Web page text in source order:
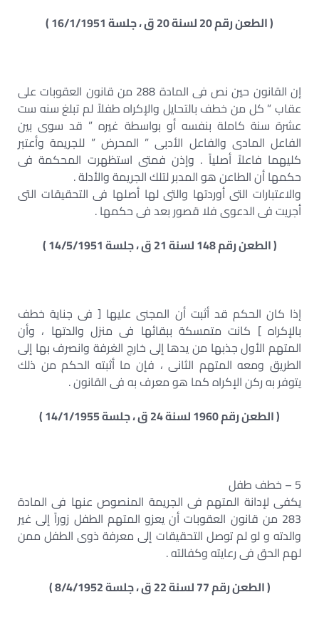
( الطعن رقم 20 لسنة 20 ق ، جلسة 16/1/1951 )
إن القانون حين نص فى المادة 288 من قانون العقوبات على
عقاب ” كل من خطف بالتحايل والإكراه طفلاً لم تبلغ سنه ست
عشرة سنة كاملة بنفسه أو بواسطة غيره ” قد سوى بين
الفاعل المادى والفاعل الأدبى ” المحرض ” للجريمة وأعتبر
كليهما فاعلاً أصلياً . وإذن فمتى استظهرت المحكمة فى
حكمها أن الطاعن هو المدبر لتلك الجريمة والأدلة .
والاعتبارات التى أوردتها والتى لها أصلها فى التحقيقات التى
أجريت فى الدعوى فلا قصور بعد فى حكمها .
( الطعن رقم 148 لسنة 21 ق ، جلسة 14/5/1951 )
إذا كان الحكم قد أثبت أن المجنى عليها [ فى جناية خطف
بالإكراه ] كانت متمسكة ببقائها فى منزل والدتها ، وأن
المتهم الأول جذبها من يدها إلى خارج الغرفة وانصرف بها إلى
الطريق ومعه المتهم الثانى ، فإن ما أثبته الحكم من ذلك
يتوفر به ركن الإكراه كما هو معرف به فى القانون .
( الطعن رقم 1960 لسنة 24 ق ، جلسة 14/1/1955 )
5 – خطف طفل
يكفى لإدانة المتهم فى الجريمة المنصوص عنها فى المادة
283 من قانون العقوبات أن يعزو المتهم الطفل زوراً إلى غير
والدته و لو لم توصل التحقيقات إلى معرفة ذوى الطفل ممن
لهم الحق فى رعايته وكفالته .
( الطعن رقم 77 لسنة 22 ق ، جلسة 8/4/1952 )